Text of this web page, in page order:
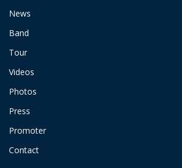
News
Band
Tour
Videos
Photos
Press
Promoter
Contact